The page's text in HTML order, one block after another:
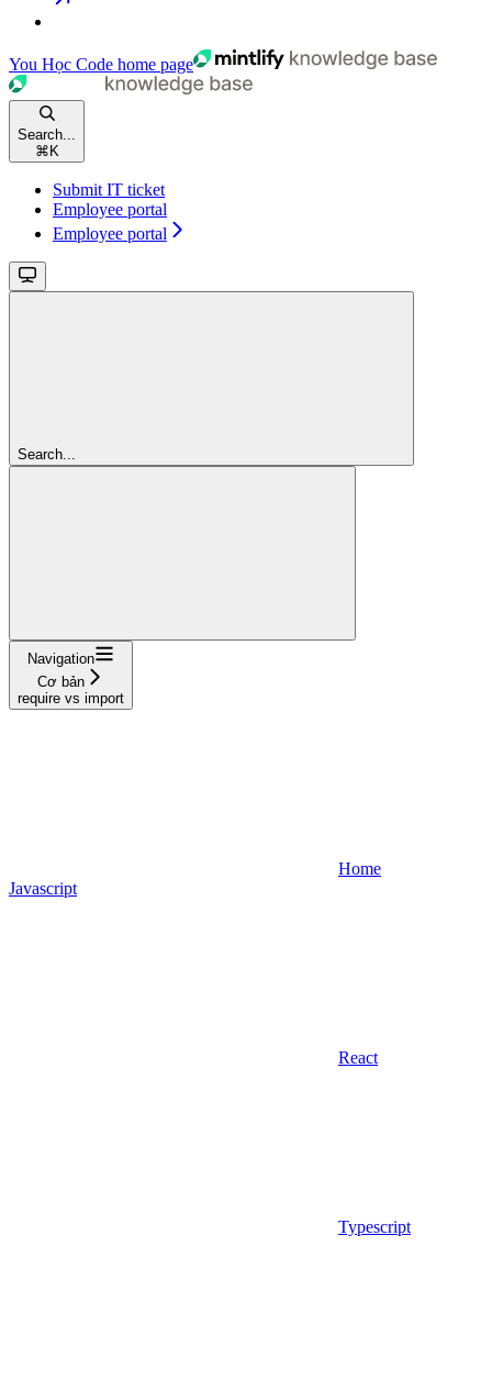
You Học Code home page
Search...
⌘K
Submit IT ticket
Employee portal
Employee portal
Search...
Navigation
Cơ bản
require vs import
Home
Javascript
React
Typescript